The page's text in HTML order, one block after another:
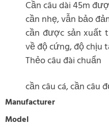
Cần câu dài 45m
cần nhẹ, vẫn bảo
cần được sản xuất
về độ cứng, độ chịu
Thẻo câu đài chuẩn
cần câu cá, cần câu
Manufacturer
Model